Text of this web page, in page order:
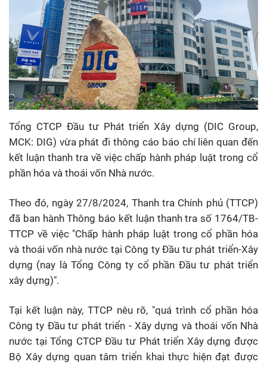
Tổng CTCP Đầu tư Phát triển Xây dựng (DIC Group,
MCK: DIG) vừa phát đi thông cáo báo chí liên quan đến
kết luận thanh tra về việc chấp hành pháp luật trong cổ
phần hóa và thoái vốn Nhà nước.
Theo đó, ngày 27/8/2024, Thanh tra Chính phủ (TTCP)
đã ban hành Thông báo kết luận thanh tra số 1764/TB-
TTCP về việc "Chấp hành pháp luật trong cổ phần hóa
và thoái vốn nhà nước tại Công ty Đầu tư phát triển-Xây
dựng (nay là Tổng Công ty cổ phần Đầu tư phát triển
xây dựng)".
Tại kết luận này, TTCP nêu rõ, "quá trình cổ phần hóa
Công ty Đầu tư phát triển - Xây dựng và thoái vốn Nhà
nước tại Tổng CTCP Đầu tư Phát triển Xây dựng được
Bộ Xây dựng quan tâm triển khai thực hiện đạt được